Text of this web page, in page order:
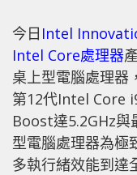
今日 Intel
Intel Core處理器
桌上型電腦處理器
第12代Intel Core
Boost達5.2GHz與
型電腦處理器為極
多執行緒效能到達